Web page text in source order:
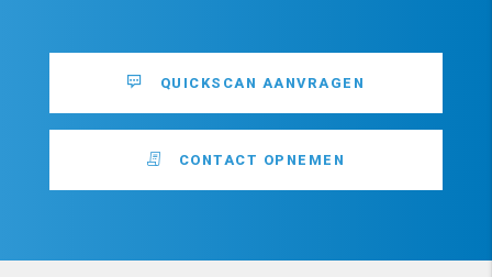
QUICKSCAN AANVRAGEN
CONTACT OPNEMEN